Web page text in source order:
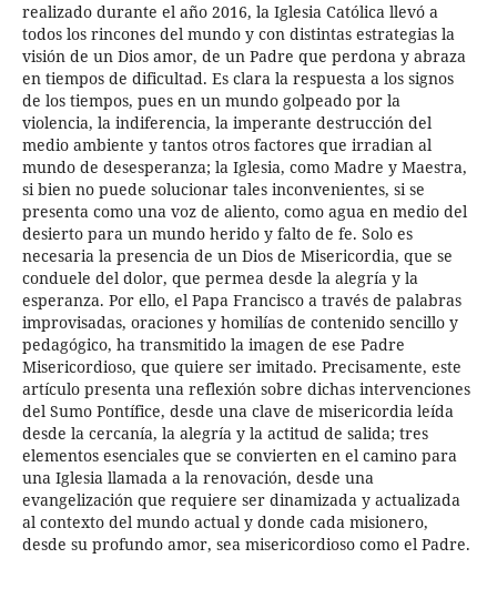
realizado durante el año 2016, la Iglesia Católica llevó a
todos los rincones del mundo y con distintas estrategias la
visión de un Dios amor, de un Padre que perdona y abraza
en tiempos de dificultad. Es clara la respuesta a los signos
de los tiempos, pues en un mundo golpeado por la
violencia, la indiferencia, la imperante destrucción del
medio ambiente y tantos otros factores que irradian al
mundo de desesperanza; la Iglesia, como Madre y Maestra,
si bien no puede solucionar tales inconvenientes, si se
presenta como una voz de aliento, como agua en medio del
desierto para un mundo herido y falto de fe. Solo es
necesaria la presencia de un Dios de Misericordia, que se
conduele del dolor, que permea desde la alegría y la
esperanza. Por ello, el Papa Francisco a través de palabras
improvisadas, oraciones y homilías de contenido sencillo y
pedagógico, ha transmitido la imagen de ese Padre
Misericordioso, que quiere ser imitado. Precisamente, este
artículo presenta una reflexión sobre dichas intervenciones
del Sumo Pontífice, desde una clave de misericordia leída
desde la cercanía, la alegría y la actitud de salida; tres
elementos esenciales que se convierten en el camino para
una Iglesia llamada a la renovación, desde una
evangelización que requiere ser dinamizada y actualizada
al contexto del mundo actual y donde cada misionero,
desde su profundo amor, sea misericordioso como el Padre.